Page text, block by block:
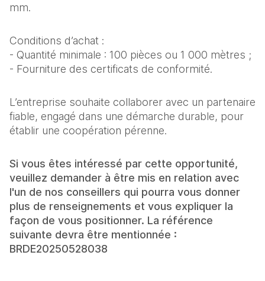
mm.
Conditions d’achat :
- Quantité minimale : 100 pièces ou 1 000 mètres ;
- Fourniture des certificats de conformité.
L’entreprise souhaite collaborer avec un partenaire
fiable, engagé dans une démarche durable, pour
établir une coopération pérenne.
Si vous êtes intéressé par cette opportunité,
veuillez demander à être mis en relation avec
l'un de nos conseillers qui pourra vous donner
plus de renseignements et vous expliquer la
façon de vous positionner. La référence
suivante devra être mentionnée :
BRDE20250528038